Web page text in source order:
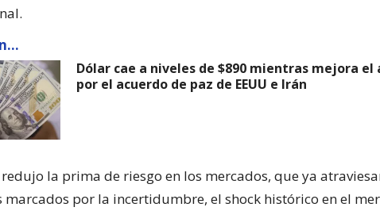
Dólar cae a niveles de $890 mientras mejora
por el acuerdo de paz de EEUU e Irán
la prima de riesgo en los mercados, que ya
marcados por la incertidumbre, el shock histórico en el